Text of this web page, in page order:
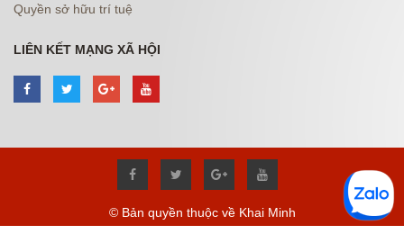
Quyền sở hữu trí tuệ
LIÊN KẾT MẠNG XÃ HỘI
© Bản quyền thuộc về Khai Minh